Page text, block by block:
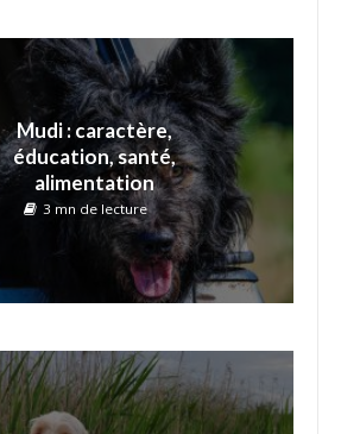
Mudi : caractère,
éducation, santé,
alimentation
3 mn de lecture